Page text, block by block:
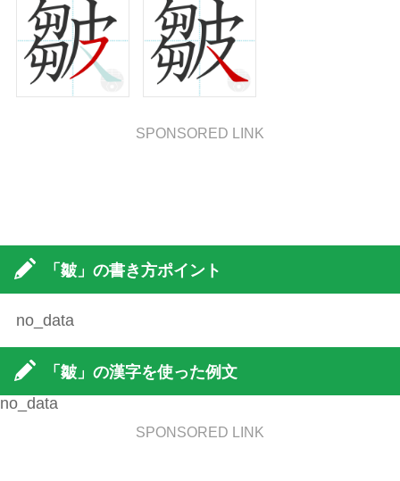
SPONSORED LINK
「皺」の書き方ポイント
no_data
「皺」の漢字を使った例文
no_data
SPONSORED LINK